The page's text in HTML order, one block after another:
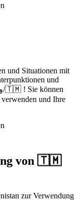
und Situationen mit
und
und Ihre
von 🇹🇲
zur Verwendung